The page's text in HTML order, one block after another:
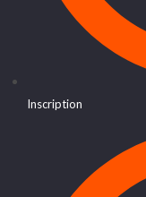
Inscription